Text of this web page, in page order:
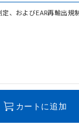
在する可能性があ
、およびEAR再輸出規
カートに追加